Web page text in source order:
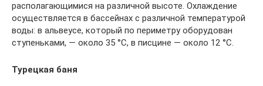
располагающимися на различной высоте. Охлаждение
осуществляется в бассейнах с различной температурой
воды: в альвеусе, который по периметру оборудован
ступеньками, — около 35 °C, в писцине — около 12 °C.
Турецкая баня